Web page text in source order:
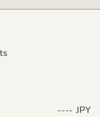
---- JPY